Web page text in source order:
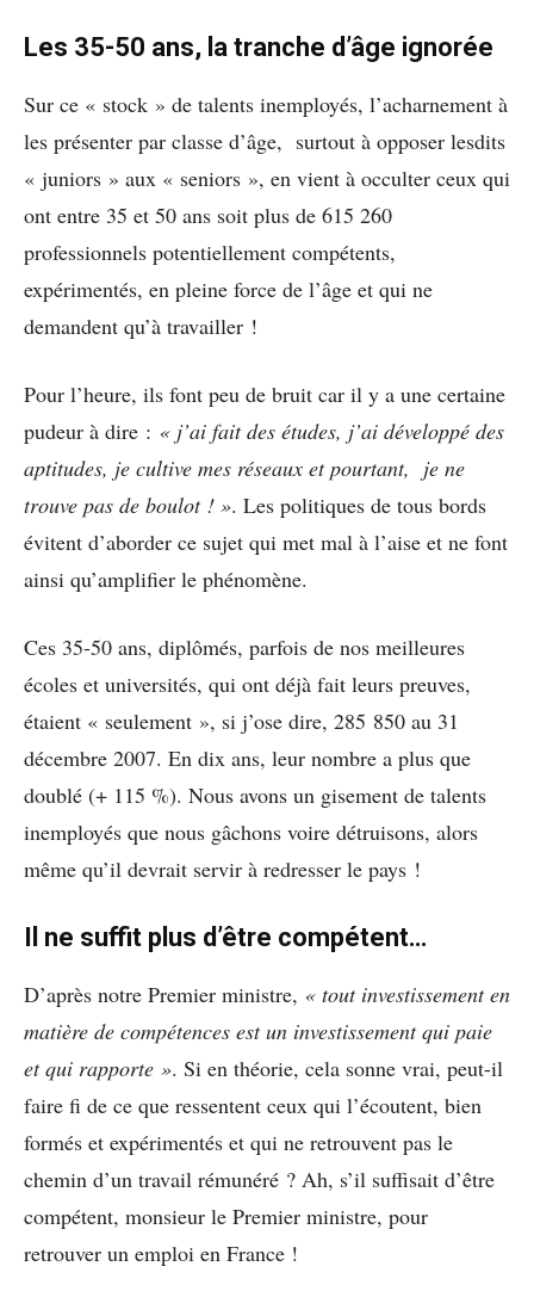
Les 35-50 ans, la tranche d’âge ignorée
Sur ce « stock » de talents inemployés, l’acharnement à
les présenter par classe d’âge, surtout à opposer lesdits
« juniors » aux « seniors », en vient à occulter ceux qui
ont entre 35 et 50 ans soit plus de 615 260
professionnels potentiellement compétents,
expérimentés, en pleine force de l’âge et qui ne
demandent qu’à travailler !
Pour l’heure, ils font peu de bruit car il y a une certaine
pudeur à dire : « j’ai fait des études, j’ai développé des
aptitudes, je cultive mes réseaux et pourtant, je ne
trouve pas de boulot ! ». Les politiques de tous bords
évitent d’aborder ce sujet qui met mal à l’aise et ne font
ainsi qu’amplifier le phénomène.
Ces 35-50 ans, diplômés, parfois de nos meilleures
écoles et universités, qui ont déjà fait leurs preuves,
étaient « seulement », si j’ose dire, 285 850 au 31
décembre 2007. En dix ans, leur nombre a plus que
doublé (+ 115 %). Nous avons un gisement de talents
inemployés que nous gâchons voire détruisons, alors
même qu’il devrait servir à redresser le pays !
Il ne suffit plus d’être compétent…
D’après notre Premier ministre, « tout investissement en
matière de compétences est un investissement qui paie
et qui rapporte ». Si en théorie, cela sonne vrai, peut-il
faire fi de ce que ressentent ceux qui l’écoutent, bien
formés et expérimentés et qui ne retrouvent pas le
chemin d’un travail rémunéré ? Ah, s’il suffisait d’être
compétent, monsieur le Premier ministre, pour
retrouver un emploi en France !